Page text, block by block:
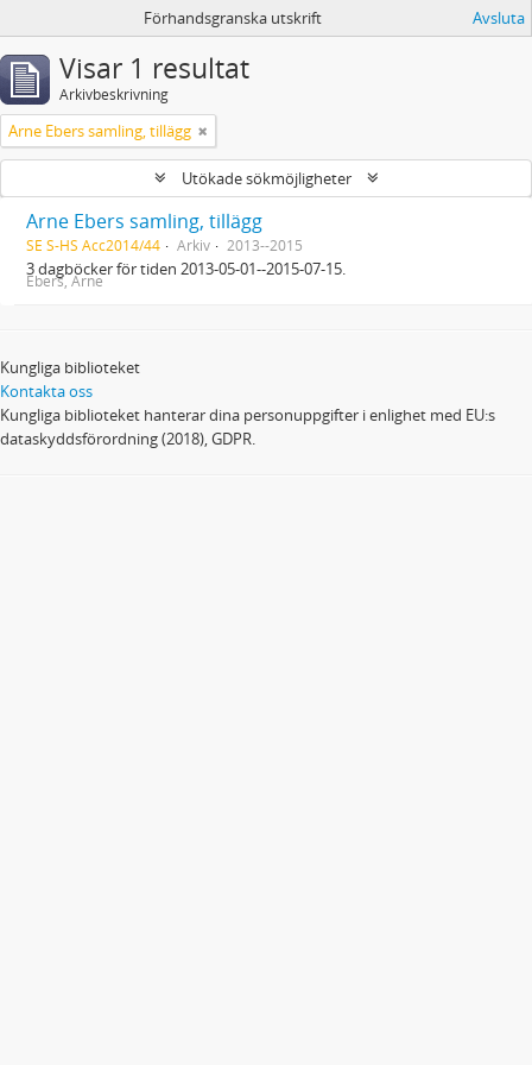
Förhandsgranska utskrift Avsluta
Visar 1 resultat
Arkivbeskrivning
Arne Ebers samling, tillägg
Utökade sökmöjligheter
Arne Ebers samling, tillägg
SE S-HS Acc2014/44 Arkiv 2013--2015
3 dagböcker för tiden 2013-05-01--2015-07-15.
Ebers, Arne
Kungliga biblioteket
Kontakta oss
Kungliga biblioteket hanterar dina personuppgifter i enlighet med EU:s
dataskyddsförordning (2018), GDPR.